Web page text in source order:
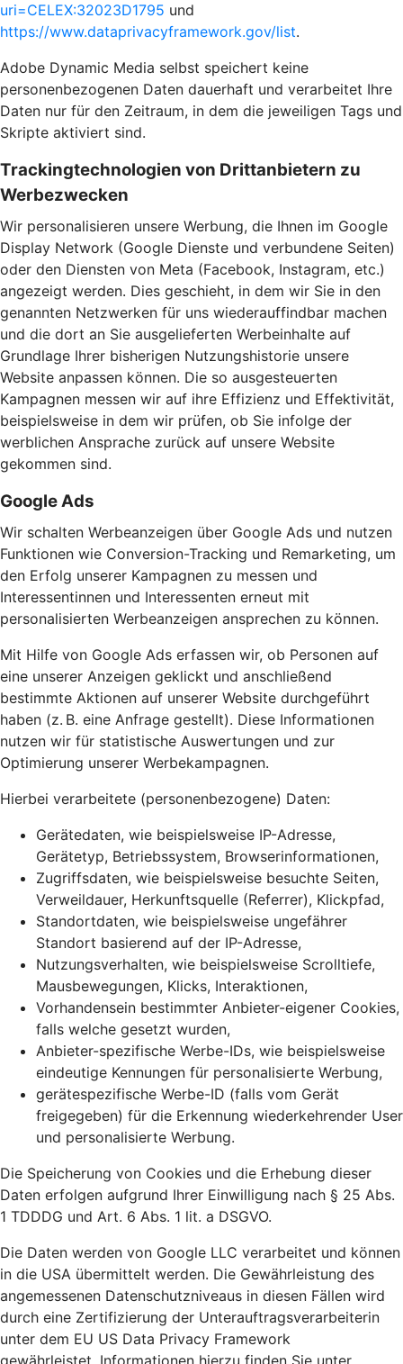
uri=CELEX:32023D1795 und
https://www.dataprivacyframework.gov/list.
Adobe Dynamic Media selbst speichert keine
personenbezogenen Daten dauerhaft und verarbeitet Ihre
Daten nur für den Zeitraum, in dem die jeweiligen Tags und
Skripte aktiviert sind.
Trackingtechnologien von Drittanbietern zu
Werbezwecken
Wir personalisieren unsere Werbung, die Ihnen im Google
Display Network (Google Dienste und verbundene Seiten)
oder den Diensten von Meta (Facebook, Instagram, etc.)
angezeigt werden. Dies geschieht, in dem wir Sie in den
genannten Netzwerken für uns wiederauffindbar machen
und die dort an Sie ausgelieferten Werbeinhalte auf
Grundlage Ihrer bisherigen Nutzungshistorie unsere
Website anpassen können. Die so ausgesteuerten
Kampagnen messen wir auf ihre Effizienz und Effektivität,
beispielsweise in dem wir prüfen, ob Sie infolge der
werblichen Ansprache zurück auf unsere Website
gekommen sind.
Google Ads
Wir schalten Werbeanzeigen über Google Ads und nutzen
Funktionen wie Conversion-Tracking und Remarketing, um
den Erfolg unserer Kampagnen zu messen und
Interessentinnen und Interessenten erneut mit
personalisierten Werbeanzeigen ansprechen zu können.
Mit Hilfe von Google Ads erfassen wir, ob Personen auf
eine unserer Anzeigen geklickt und anschließend
bestimmte Aktionen auf unserer Website durchgeführt
haben (z. B. eine Anfrage gestellt). Diese Informationen
nutzen wir für statistische Auswertungen und zur
Optimierung unserer Werbekampagnen.
Hierbei verarbeitete (personenbezogene) Daten:
Gerätedaten, wie beispielsweise IP-Adresse,
Gerätetyp, Betriebssystem, Browserinformationen,
Zugriffsdaten, wie beispielsweise besuchte Seiten,
Verweildauer, Herkunftsquelle (Referrer), Klickpfad,
Standortdaten, wie beispielsweise ungefährer
Standort basierend auf der IP-Adresse,
Nutzungsverhalten, wie beispielsweise Scrolltiefe,
Mausbewegungen, Klicks, Interaktionen,
Vorhandensein bestimmter Anbieter-eigener Cookies,
falls welche gesetzt wurden,
Anbieter-spezifische Werbe-IDs, wie beispielsweise
eindeutige Kennungen für personalisierte Werbung,
gerätespezifische Werbe-ID (falls vom Gerät
freigegeben) für die Erkennung wiederkehrender User
und personalisierte Werbung.
Die Speicherung von Cookies und die Erhebung dieser
Daten erfolgen aufgrund Ihrer Einwilligung nach § 25 Abs.
1 TDDDG und Art. 6 Abs. 1 lit. a DSGVO.
Die Daten werden von Google LLC verarbeitet und können
in die USA übermittelt werden. Die Gewährleistung des
angemessenen Datenschutzniveaus in diesen Fällen wird
durch eine Zertifizierung der Unterauftragsverarbeiterin
unter dem EU US Data Privacy Framework
gewährleistet. Informationen hierzu finden Sie unter